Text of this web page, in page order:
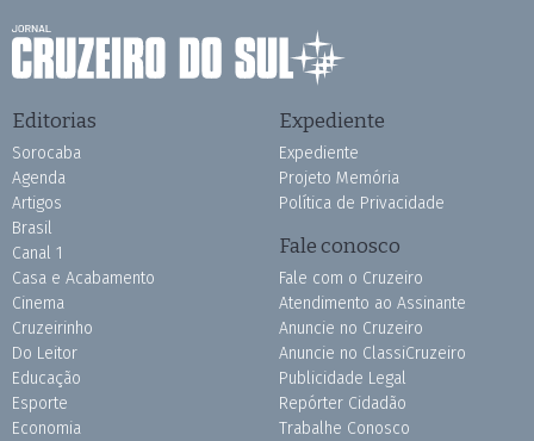
Editorias
Sorocaba
Agenda
Artigos
Brasil
Canal 1
Casa e Acabamento
Cinema
Cruzeirinho
Do Leitor
Educação
Esporte
Economia
Expediente
Expediente
Projeto Memória
Política de Privacidade
Fale conosco
Fale com o Cruzeiro
Atendimento ao Assinante
Anuncie no Cruzeiro
Anuncie no ClassiCruzeiro
Publicidade Legal
Repórter Cidadão
Trabalhe Conosco